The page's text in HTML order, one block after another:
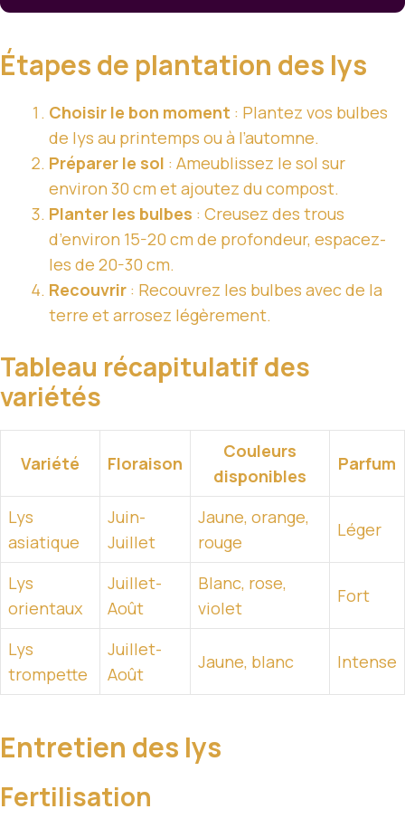
Étapes de plantation des lys
Choisir le bon moment : Plantez vos bulbes
de lys au printemps ou à l’automne.
Préparer le sol : Ameublissez le sol sur
environ 30 cm et ajoutez du compost.
Planter les bulbes : Creusez des trous
d’environ 15-20 cm de profondeur, espacez-
les de 20-30 cm.
Recouvrir : Recouvrez les bulbes avec de la
terre et arrosez légèrement.
Tableau récapitulatif des
variétés
Variété Floraison
Couleurs
disponibles
Parfum
Lys
asiatique
Juin-
Juillet
Jaune, orange,
rouge
Léger
Lys
orientaux
Juillet-
Août
Blanc, rose,
violet
Fort
Lys
trompette
Juillet-
Août
Jaune, blanc Intense
Entretien des lys
Fertilisation